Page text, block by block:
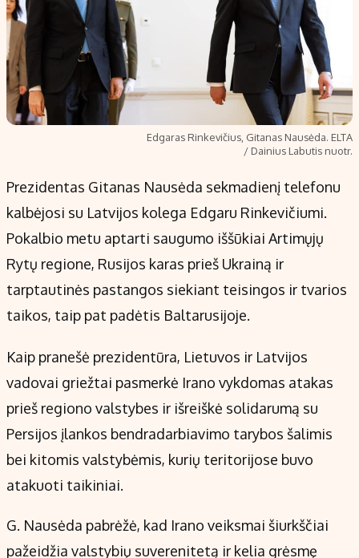
Edgaras Rinkevičius, Gitanas Nausėda. ELTA
/ Dainius Labutis nuotr.
Prezidentas Gitanas Nausėda sekmadienį telefonu
kalbėjosi su Latvijos kolega Edgaru Rinkevičiumi.
Pokalbio metu aptarti saugumo iššūkiai Artimųjų
Rytų regione, Rusijos karas prieš Ukrainą ir
tarptautinės pastangos siekiant teisingos ir tvarios
taikos, taip pat padėtis Baltarusijoje.
Kaip pranešė prezidentūra, Lietuvos ir Latvijos
vadovai griežtai pasmerkė Irano vykdomas atakas
prieš regiono valstybes ir išreiškė solidarumą su
Persijos įlankos bendradarbiavimo tarybos šalimis
bei kitomis valstybėmis, kurių teritorijose buvo
atakuoti taikiniai.
G. Nausėda pabrėžė, kad Irano veiksmai šiurkščiai
pažeidžia valstybių suverenitetą ir kelia grėsmę